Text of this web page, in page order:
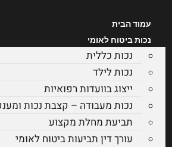
עמוד הבית
נכות ביטוח לאומי
נכות כללית
נכות לילד
ייצוג בוועדות רפואיות
נכות מעבודה – קצבת נכות
תביעת מחלת מקצוע
עורך דין תביעות ביטוח לאומי